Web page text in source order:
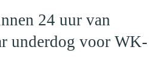
24 uur van
underdog voor WK-